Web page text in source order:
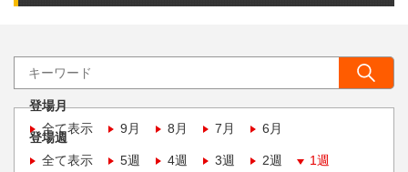
登場月
全て表示
9月 8月 7月 6月
登場週
全て表示
5週 4週 3週 2週 1週